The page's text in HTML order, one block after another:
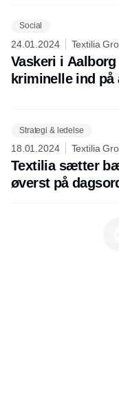
Social
24.01.2024 Textilia
Vaskeri i
kriminelle ind på
Strategi & ledelse
18.01.2024 Textilia
Textilia sætter
øverst på